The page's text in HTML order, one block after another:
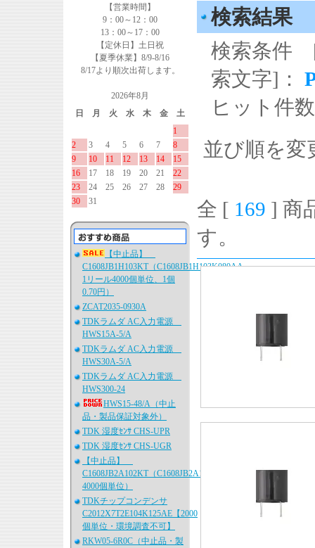
【営業時間】
9：00～12：00
13：00～17：00
【定休日】土日祝
【夏季休業】8/9-8/16
8/17より順次出荷します。
2026年8月
日
月 火 水 木 金
土
1
2
3 4 5 6 7
8
9
10 11 12 13 14
15
16
17 18 19 20 21
22
23
24 25 26 27 28
29
30
31
【中止品】
C1608JB1H103KT（C1608JB1H103K080AA、
1リール4000個単位、1個
0.70円）
ZCAT2035-0930A
TDKラムダ AC入力電源
HWS15A-5/A
TDKラムダ AC入力電源
HWS30A-5/A
TDKラムダ AC入力電源
HWS300-24
HWS15-48/A（中止
品・製品保証対象外）
TDK 湿度ｾﾝｻ CHS-UPR
TDK 湿度ｾﾝｻ CHS-UGR
【中止品】
C1608JB2A102KT（C1608JB2A102K080AA、
4000個単位）
TDKチップコンデンサ
C2012X7T2E104K125AE【2000
個単位・環境調査不可】
RKW05-6R0C（中止品・製
検索結果
検索条件
索文字]：
ヒット件
並び順を変
全 [ 169 ] 商
す。